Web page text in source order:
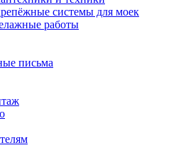
системы для моек
работы
письма